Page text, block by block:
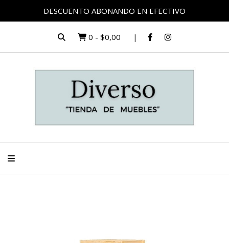
DESCUENTO ABONANDO EN EFECTIVO
0 - $0,00